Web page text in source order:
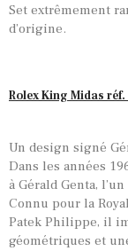
Set extrêmement
d’origine.
Rolex King Midas
Un design signé
Dans les années
à Gérald Genta,
Connu pour la
Patek Philippe, il
géométriques et